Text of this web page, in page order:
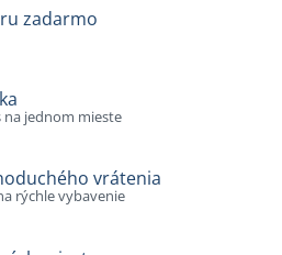
zadarmo
jednom mieste
vrátenia
rýchle vybavenie